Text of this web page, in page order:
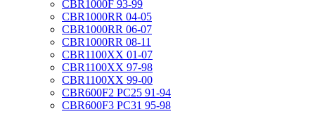
CBR1000F 93-99
CBR1000RR 04-05
CBR1000RR 06-07
CBR1000RR 08-11
CBR1100XX 01-07
CBR1100XX 97-98
CBR1100XX 99-00
CBR600F2 PC25 91-94
CBR600F3 PC31 95-98